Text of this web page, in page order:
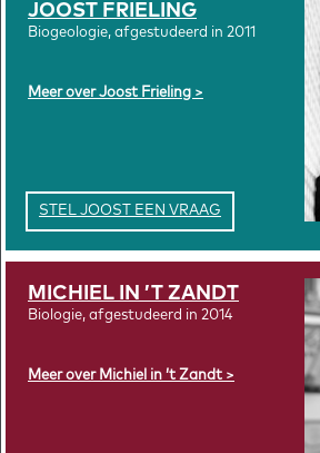
JOOST FRIELING
Biogeologie, afgestudeerd in 2011
Meer over Joost Frieling
STEL JOOST EEN VRAAG
MICHIEL IN ’T ZANDT
Biologie, afgestudeerd in 2014
Meer over Michiel in ’t Zandt